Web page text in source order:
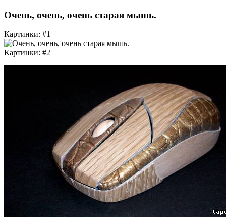
Очень, очень, очень старая мышь.
Картинки: #1
Картинки: #2